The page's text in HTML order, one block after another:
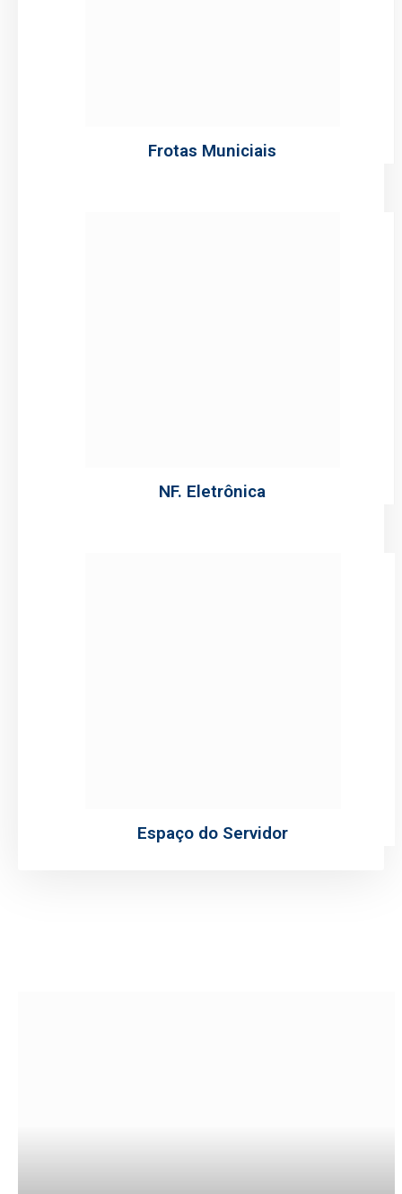
Frotas Municiais
NF. Eletrônica
Espaço do Servidor